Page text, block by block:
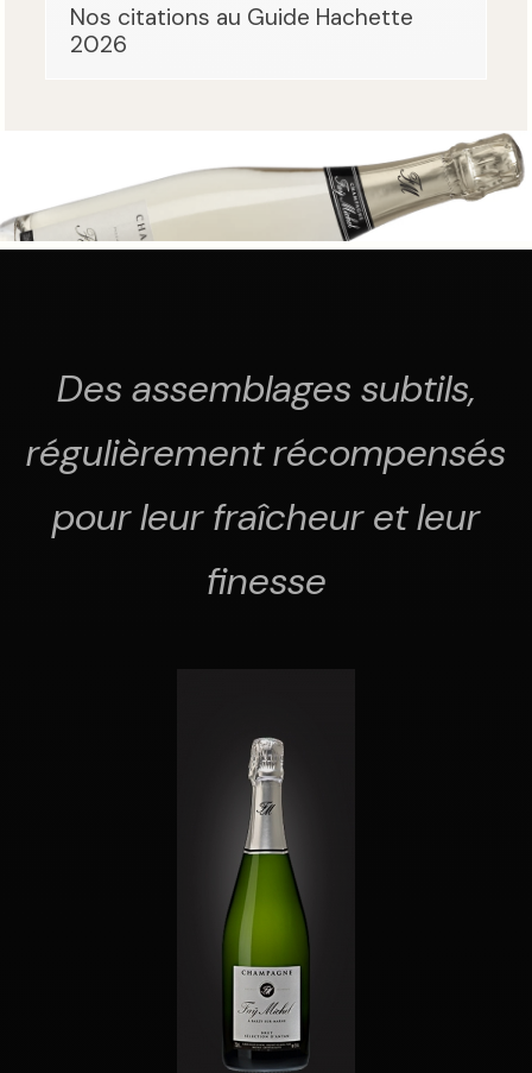
Nos citations au Guide Hachette
2026
Des assemblages subtils,
régulièrement récompensés
pour leur fraîcheur et leur
finesse